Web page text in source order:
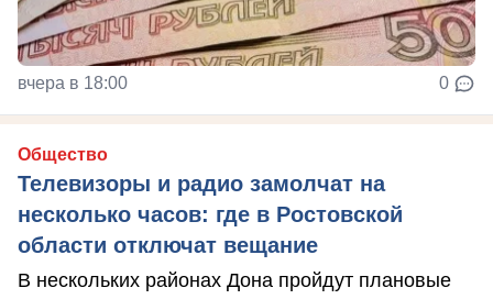
вчера в 18:00 0
Общество
Телевизоры и радио замолчат на
несколько часов: где в Ростовской
области отключат вещание
В нескольких районах Дона пройдут плановые